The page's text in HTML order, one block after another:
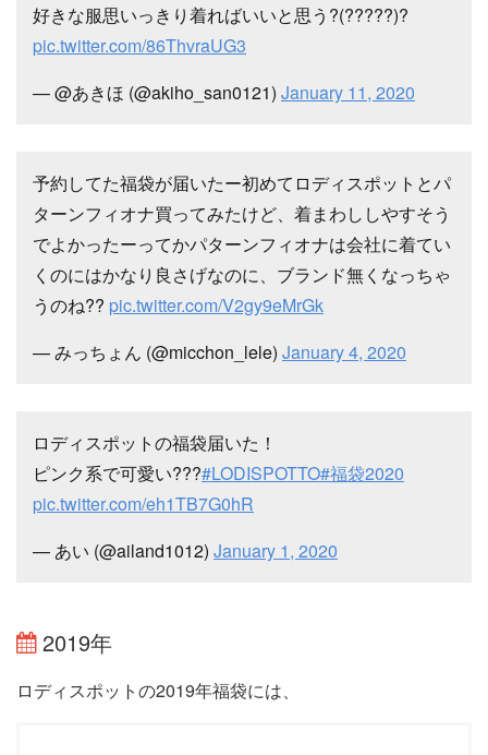
好きな服思いっきり着ればいいと思う?(?????)?
pic.twitter.com/86ThvraUG3
— @あきほ (@akiho_san0121) January 11, 2020
予約してた福袋が届いたー初めてロディスポットとパ
ターンフィオナ買ってみたけど、着まわししやすそう
でよかったーってかパターンフィオナは会社に着てい
くのにはかなり良さげなのに、ブランド無くなっちゃ
うのね?? pic.twitter.com/V2gy9eMrGk
— みっちょん (@micchon_lele) January 4, 2020
ロディスポットの福袋届いた！
ピンク系で可愛い???#LODISPOTTO#福袋2020
pic.twitter.com/eh1TB7G0hR
— あい (@ailand1012) January 1, 2020
2019年
ロディスポットの2019年福袋には、